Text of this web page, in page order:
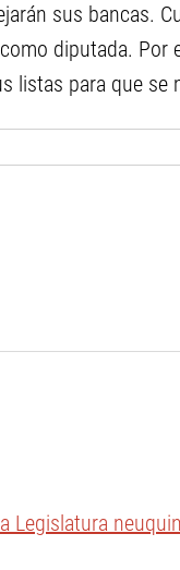
sus bancas.
diputada. Por
listas para que se
Legislatura